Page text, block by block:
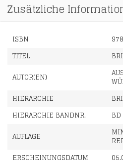
Zusätzliche
ISBN
TITEL
AUTOR(EN)
HIERARCHIE
HIERARCHIE BANDNR.
BD
AUFLAGE
ERSCHEINUNGSDATUM